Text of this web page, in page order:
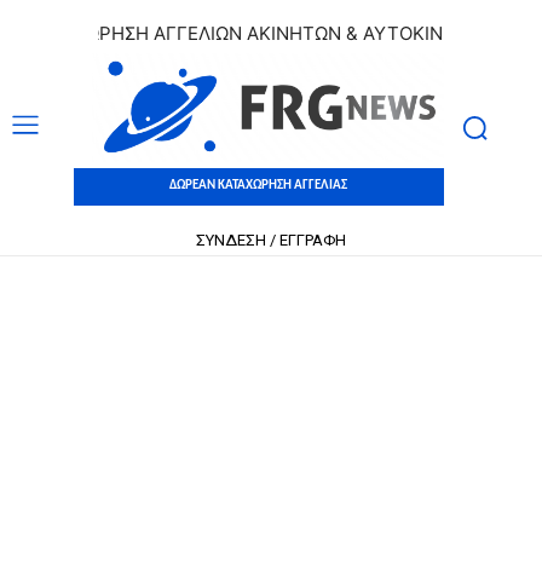
ΑΓΓΕΛΙΩΝ ΑΚΙΝΗΤΩΝ & ΑΥΤΟΚΙΝΗΤΩΝ |
ΔΩΡΕΑΝ ΚΑΤΑΧΩΡΗΣΗ ΑΓΓΕΛΙΑΣ
ΣΥΝΔΕΣΗ / ΕΓΓΡΑΦΗ